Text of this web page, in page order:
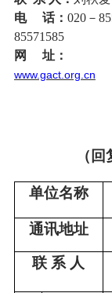
电 话： 020－
85571585
网 址：
www.gact.org.cn
（
单位名称
通讯地址
联 系 人